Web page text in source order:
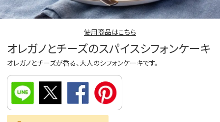
使用商品はこちら
オレガノとチーズのスパイスシフォンケーキ
オレガノとチーズが香る、大人のシフォンケーキです。